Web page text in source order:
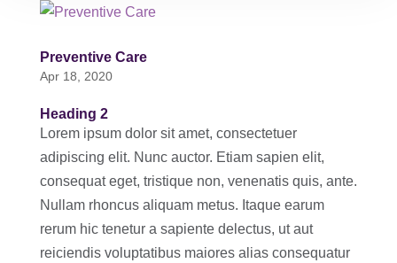
Preventive Care
Apr 18, 2020
Heading 2
Lorem ipsum dolor sit amet, consectetuer
adipiscing elit. Nunc auctor. Etiam sapien elit,
consequat eget, tristique non, venenatis quis, ante.
Nullam rhoncus aliquam metus. Itaque earum
rerum hic tenetur a sapiente delectus, ut aut
reiciendis voluptatibus maiores alias consequatur